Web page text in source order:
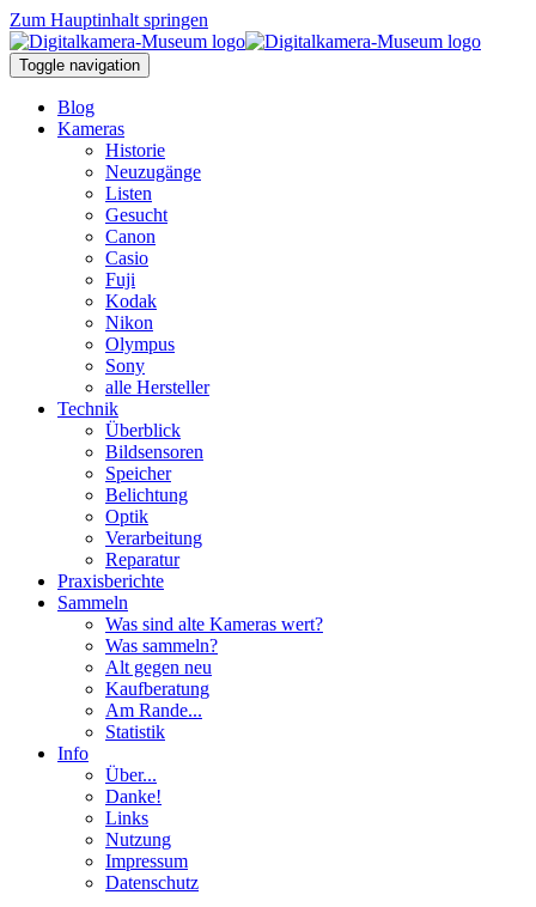
Zum Hauptinhalt springen
Toggle navigation
Blog
Kameras
Historie
Neuzugänge
Listen
Gesucht
Canon
Casio
Fuji
Kodak
Nikon
Olympus
Sony
alle Hersteller
Technik
Überblick
Bildsensoren
Speicher
Belichtung
Optik
Verarbeitung
Reparatur
Praxisberichte
Sammeln
Was sind alte Kameras wert?
Was sammeln?
Alt gegen neu
Kaufberatung
Am Rande...
Statistik
Info
Über...
Danke!
Links
Nutzung
Impressum
Datenschutz